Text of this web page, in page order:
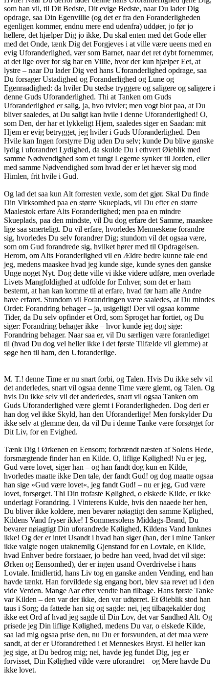
som han vil, til Dit Bedste, Dit evige Bedste, naar Du lader Dig
opdrage, saa Din Egenvillie (og det er fra den Foranderligheden
egenligen kommer, endnu mere end udenfra) uddøer, jo før jo
hellere, det hjælper Dig jo ikke, Du skal enten med det Gode eller
med det Onde, tænk Dig det Forgjeves i at ville være ueens med en
evig Uforanderlighed, vær som Barnet, naar det ret dybt fornemmer,
at det lige over for sig har en Villie, hvor der kun hjælper Eet, at
lystre – naar Du lader Dig ved hans Uforanderlighed opdrage, saa
Du forsager Ustadighed og Foranderlighed og Lune og
Egenraadighed: da hviler Du stedse tryggere og saligere og saligere i
denne Guds Uforanderlighed. Thi at Tanken om Guds
Uforanderlighed er salig, ja, hvo tvivler; men vogt blot paa, at Du
bliver saaledes, at Du saligt kan hvile i denne Uforanderlighed! O,
som Den, der har et lykkeligt Hjem, saaledes siger en Saadan: mit
Hjem er evig betrygget, jeg hviler i Guds Uforanderlighed. Den
Hvile kan Ingen forstyrre Dig uden Du selv; kunde Du blive ganske
lydig i uforandret Lydighed, da skulde Du i ethvert Øieblik med
samme Nødvendighed som et tungt Legeme synker til Jorden, eller
med samme Nødvendighed som hvad der er let hæver sig mod
Himlen, frit hvile i Gud.
Og lad det saa kun Alt forresten vexle, som det gjør. Skal Du finde
Din Virksomhed paa en større Skueplads, vil Du efter en større
Maalestok erfare Alts Foranderlighed; men paa en mindre
Skueplads, paa den mindste, vil Du dog erfare det Samme, maaskee
lige saa smerteligt. Du vil erfare, hvorledes Menneskene forandre
sig, hvorledes Du selv forandrer Dig; stundom vil det ogsaa være,
som om Gud forandrede sig, hvilket hører med til Opdragelsen.
Herom, om Alts Foranderlighed vil en Ældre bedre kunne tale end
jeg, medens maaskee hvad jeg kunde sige, kunde synes den ganske
Unge noget Nyt. Dog dette ville vi ikke videre udføre, men overlade
Livets Mangfoldighed at udfolde for Enhver, som det er ham
bestemt, at han kan komme til at erfare, hvad før ham alle Andre
have erfaret. Stundom vil Forandringen være saaledes, at Du mindes
Ordet: Forandring behager – ja, usigeligt! Der vil ogsaa komme
Tider, da Du selv opfinder et Ord, som Sproget har fortiet, og Du
siger: Forandring behager ikke – hvor kunde jeg dog sige:
Forandring behager. Naar saa er, vil Du særligen være foranlediget
til (hvad Du dog vel heller ikke i det første Tilfælde vil glemme) at
søge hen til ham, den Uforanderlige.
M. T.! denne Time er nu snart forbi, og Talen. Hvis Du ikke selv vil
det anderledes, snart vil ogsaa denne Time være glemt, og Talen. Og
hvis Du ikke selv vil det anderledes, snart vil ogsaa Tanken om
Guds Uforanderlighed være glemt i Foranderligheden. Dog deri er
han dog vel ikke Skyld, han den Uforanderlige! Men forskylder Du
ikke selv at glemme den, da vil Du i denne Tanke være forsørget for
Dit Liv, for en Evighed.
Tænk Dig i Ørkenen en Eensom; forbrændt næsten af Solens Hede,
forsmægtende finder han en Kilde. O, liflige Kølighed! Nu er jeg,
Gud være lovet, siger han – og han fandt dog kun en Kilde,
hvorledes maatte ikke Den tale, der fandt Gud! og dog maatte ogsaa
han sige »Gud være lovet«, jeg fandt Gud! – nu er jeg, Gud være
lovet, forsørget. Thi Din trofaste Kølighed, o elskede Kilde, er ikke
underlagt Forandring. I Vinterens Kulde, hvis den naaede her hen,
Du bliver ikke koldere, men bevarer nøiagtigt den samme Kølighed,
Kildens Vand fryser ikke! I Sommersolens Middags-Brand, Du
bevarer nøiagtigt Din uforandrede Kølighed, Kildens Vand lunknes
ikke! Og der er intet Usandt i hvad han siger (han, der i mine Tanker
ikke valgte nogen utaknemlig Gjenstand for en Lovtale, en Kilde,
hvad Enhver bedre forstaaer, jo bedre han veed, hvad det vil sige:
Ørken og Eensomhed), der er ingen usand Overdrivelse i hans
Lovtale. Imidlertid, hans Liv tog en ganske anden Vending, end han
havde tænkt. Han forvildede sig engang bort, blev saa revet ud i den
vide Verden. Mange Aar efter vendte han tilbage. Hans første Tanke
var Kilden – den var der ikke, den var udtørret. Et Øieblik stod han
taus i Sorg; da fattede han sig og sagde: nei, jeg tilbagekalder dog
ikke eet Ord af hvad jeg sagde til Din Lov, det var Sandhed Alt. Og
prisede jeg Din liflige Kølighed, medens Du var, o elskede Kilde,
saa lad mig ogsaa prise den, nu Du er forsvunden, at det maa være
sandt, at der er Uforandrethed i et Menneskes Bryst. Ei heller kan
jeg sige, at Du bedrog mig; nei, havde jeg fundet Dig, jeg er
forvisset, Din Kølighed vilde være uforandret – og Mere havde Du
ikke lovet.